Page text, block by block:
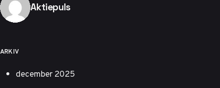
Publicerad av
Aktiepuls
ARKIV
december 2025